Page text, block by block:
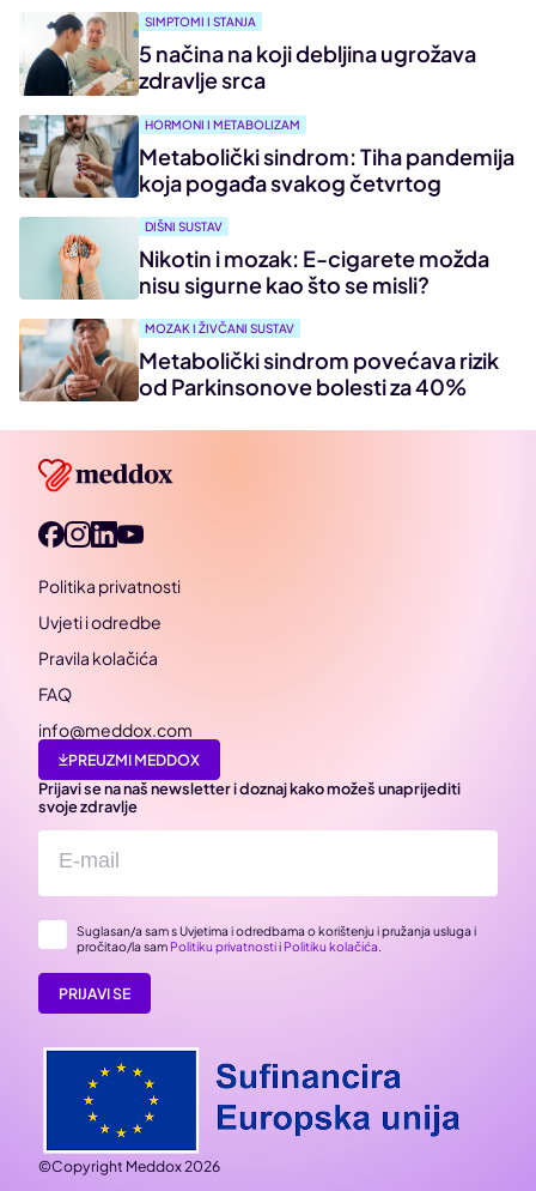
SIMPTOMI I STANJA
5 načina na koji debljina ugrožava
zdravlje srca
HORMONI I METABOLIZAM
Metabolički sindrom: Tiha pandemija
koja pogađa svakog četvrtog
DIŠNI SUSTAV
Nikotin i mozak: E-cigarete možda
nisu sigurne kao što se misli?
MOZAK I ŽIVČANI SUSTAV
Metabolički sindrom povećava rizik
od Parkinsonove bolesti za 40%
Politika privatnosti
Uvjeti i odredbe
Pravila kolačića
FAQ
info@meddox.com
PREUZMI MEDDOX
Prijavi se na naš newsletter i doznaj kako možeš unaprijediti
svoje zdravlje
Suglasan/a sam s Uvjetima i odredbama o korištenju i pružanja usluga i
pročitao/la sam Politiku privatnostii Politiku kolačića.
PRIJAVI SE
©Copyright Meddox 2026